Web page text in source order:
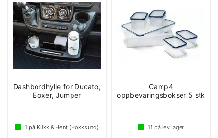
Dashbordhylle for Ducato,
Boxer, Jumper
1 på Klikk & Hent (Hokksund)
Camp4
oppbevaringsbokser 5 stk
11 på lev.lager